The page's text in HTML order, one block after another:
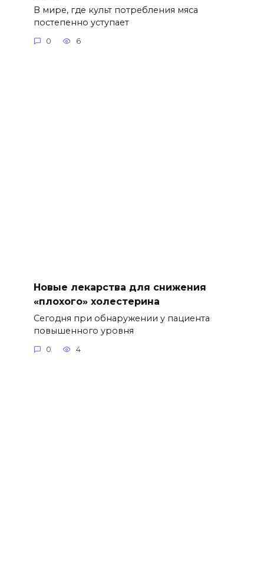
В мире, где культ потребления мяса
постепенно уступает
0 6
Новые лекарства для снижения
«плохого» холестерина
Сегодня при обнаружении у пациента
повышенного уровня
0 4